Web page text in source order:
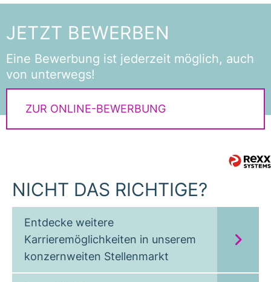
JETZT BEWERBEN
Eine Bewerbung ist jederzeit möglich, auch
von unterwegs!
ZUR ONLINE-BEWERBUNG
NICHT DAS RICHTIGE?
Entdecke weitere
Karrieremöglichkeiten in unserem
konzernweiten Stellenmarkt